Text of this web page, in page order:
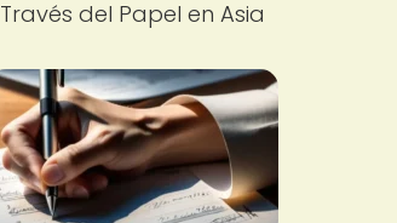
Través del Papel en Asia